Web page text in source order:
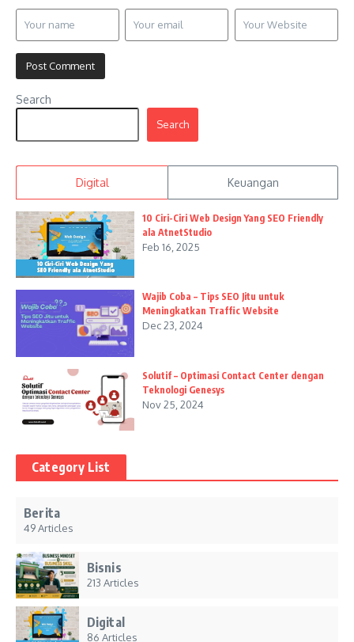
Search
Search
Digital Keuangan
10 Ciri-Ciri Web Design Yang SEO Friendly
ala AtnetStudio
Feb 16, 2025
Wajib Coba – Tips SEO Jitu untuk
Meningkatkan Traffic Website
Dec 23, 2024
Solutif – Optimasi Contact Center dengan
Teknologi Genesys
Nov 25, 2024
Category List
Berita
49 Articles
Bisnis
213 Articles
Digital
86 Articles